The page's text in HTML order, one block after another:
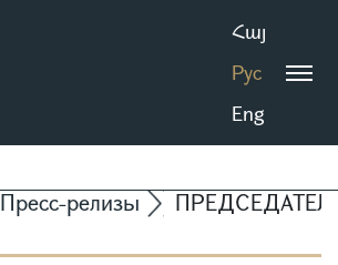
Հայ
Рус
Eng
Пресс-релизы